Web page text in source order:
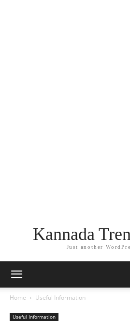
Kannada
Just another
Home Useful Information
Useful Information